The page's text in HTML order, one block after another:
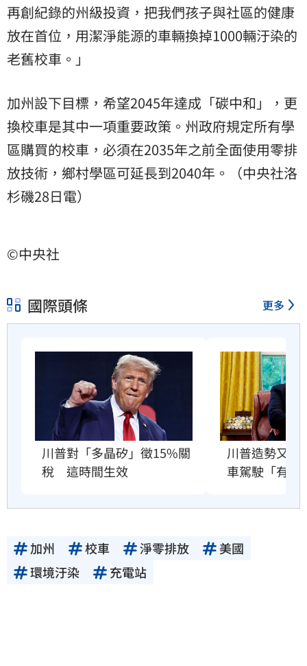
再創紀錄的州級投資，把我們孩子與社區的健康
放在首位，用潔淨能源的車輛換掉1000輛汙染的
老舊校車。」
加州設下目標，希望2045年達成「碳中和」，更
換校車是其中一項重要政策。州政府規定所有學
區購買的校車，必須在2035年之前全面使用零排
放技術，鄉村學區可延長到2040年。（中央社洛
杉磯28日電）
©中央社
國際頭條 更多
川普對「多晶矽」徵15%關
稅　這時間生效
川普造勢又出
車駕駛「有病
加州 校車 淨零排放
美國
環境汙染
充電站